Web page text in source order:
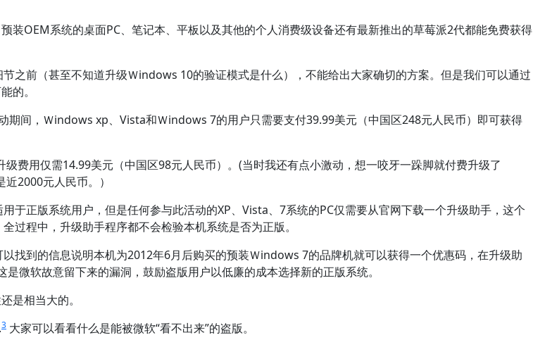
OEM系统的桌面PC、笔记本、平板以及其他的个人消费级设备还有最新推出的草莓派2代都能免费获得
之前（甚至不知道升级Ｗindows 10的验证模式是什么），不能给出大家确切的方案。但是我们可以通过
的。
间，Ｗindows xp、Vista和Ｗindows 7的用户只需要支付39.99美元（中国区248元人民币）即可获得
费用仅需14.99美元（中国区98元人民币）。(当时我还有点小激动，想一咬牙一跺脚就付费升级了
2000元人民币。）
于正版系统用户，但是任何参与此活动的XP、Vista、7系统的PC仅需要从官网下载一个升级助手，这个
过程中，升级助手程序都不会检验本机系统是否为正版。
找到的信息说明本机为2012年6月后购买的预装Ｗindows 7的品牌机就可以获得一个优惠码，在升级助
微软故意留下来的漏洞，鼓励盗版用户以低廉的成本选择新的正版系统。
是相当大的。
3 大家可以看看什么是能被微软“看不出来”的盗版。